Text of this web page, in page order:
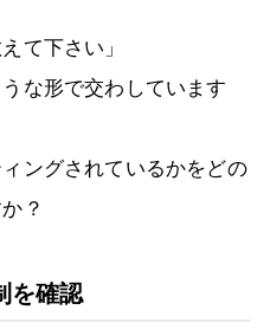
て下さい」
な形で交わしています
ングされているかをどの
？
を確認